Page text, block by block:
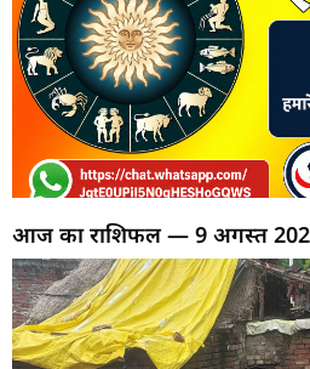
आज का राशिफल — 9 अगस्त